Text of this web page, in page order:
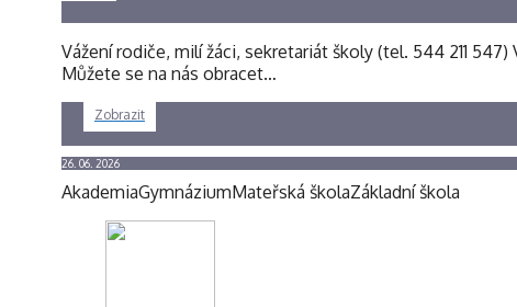
Vážení rodiče, milí žáci, sekretariát školy (tel. 544 211
Můžete se na nás obracet…
Zobrazit
26. 06. 2026
AkademiaGymnáziumMateřská školaZákladní škola